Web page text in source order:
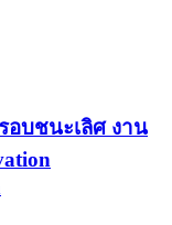
บชนะเลิศ งาน